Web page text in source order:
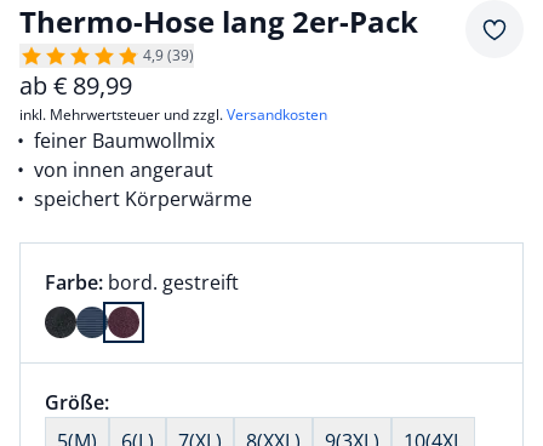
Thermo-Hose lang 2er-Pack
4,9 (39)
ab€ 89,99
inkl. Mehrwertsteuer und zzgl.Versandkosten
feiner Baumwollmix
von innen angeraut
speichert Körperwärme
Farbauswahl:
Farbe: aktuell ausgewählt:
bord. gestreift
Farbe bord. gestreift ausgewählt
Größenauswahl:
Größe:nichts ausgewählt